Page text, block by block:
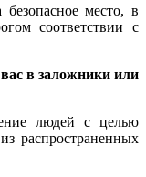
место, в
соответствии с
в заложники или
людей с целью
распространенных